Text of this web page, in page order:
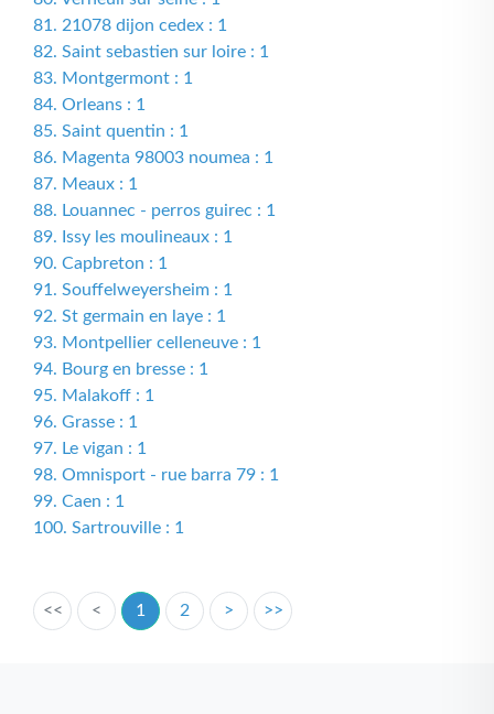
81. 21078 dijon cedex : 1
82. Saint sebastien sur loire : 1
83. Montgermont : 1
84. Orleans : 1
85. Saint quentin : 1
86. Magenta 98003 noumea : 1
87. Meaux : 1
88. Louannec - perros guirec : 1
89. Issy les moulineaux : 1
90. Capbreton : 1
91. Souffelweyersheim : 1
92. St germain en laye : 1
93. Montpellier celleneuve : 1
94. Bourg en bresse : 1
95. Malakoff : 1
96. Grasse : 1
97. Le vigan : 1
98. Omnisport - rue barra 79 : 1
99. Caen : 1
100. Sartrouville : 1
<< < 1 2 > >>